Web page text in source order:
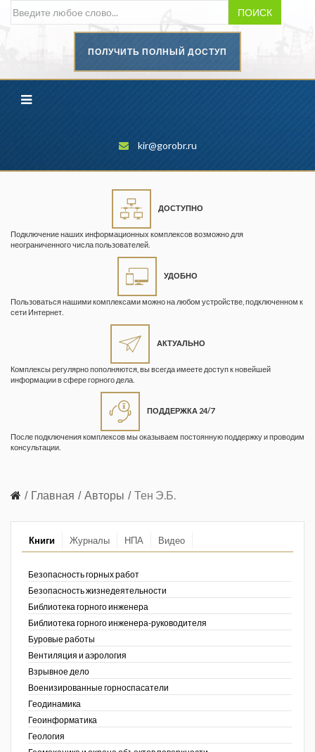
ПОИСК
ПОЛУЧИТЬ ПОЛНЫЙ ДОСТУП
kir@gorobr.ru
ДОСТУПНО
Подключение наших информационных комплексов возможно для
неограниченного числа пользователей.
УДОБНО
Пользоваться нашими комплексами можно на любом устройстве, подключенном к
сети Интернет.
АКТУАЛЬНО
Комплексы регулярно пополняются, вы всегда имеете доступ к новейшей
информации в сфере горного дела.
ПОДДЕРЖКА 24/7
После подключения комплексов мы оказываем постоянную поддержку и проводим
консультации.
Главная Авторы Тен Э.Б.
Книги Журналы НПА Видео
Безопасность горных работ
Безопасность жизнедеятельности
Библиотека горного инженера
Библиотека горного инженера-руководителя
Буровые работы
Вентиляция и аэрология
Взрывное дело
Военизированные горноспасатели
Геодинамика
Геоинформатика
Геология
промышленности
Геопрофи
Горнопромышленные ведомости
Кузбасса. Информационный
безопасность»
Информационный бюллетень
атомному надзору
Маркшейдерия и недропользование
Медицина катастроф
Минеральные ресурсы России
Нефтегазовые технологии
Нефтегазовая вертикаль